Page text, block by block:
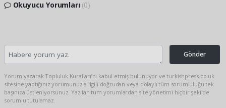
Okuyucu Yorumları (0)
Gönder
Yorum yazarak Topluluk Kuralları’nı kabul etmiş bulunuyor ve turkishpress.co.uk
sitesine yaptığınız yorumunuzla ilgili doğrudan veya dolaylı tüm sorumluluğu tek
başınıza üstleniyorsunuz. Yazılan tüm yorumlardan site yönetimi hiçbir şekilde
sorumlu tutulamaz.